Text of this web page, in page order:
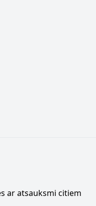
ar atsauksmi citiem